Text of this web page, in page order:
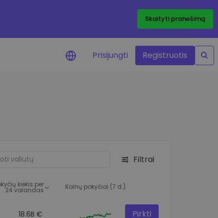
Skaityti pranešimą
Prisijungti Registruotis
Filtrai
kiekis per
24 valandas Kainų pokyčiai (7 d.)
18.6B € Pirkti